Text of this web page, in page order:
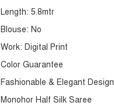
Length: 5.8mtr
Blouse: No
Work: Digital Print
Color Guarantee
Fashionable & Elegant Design
Monohor Half Silk Saree